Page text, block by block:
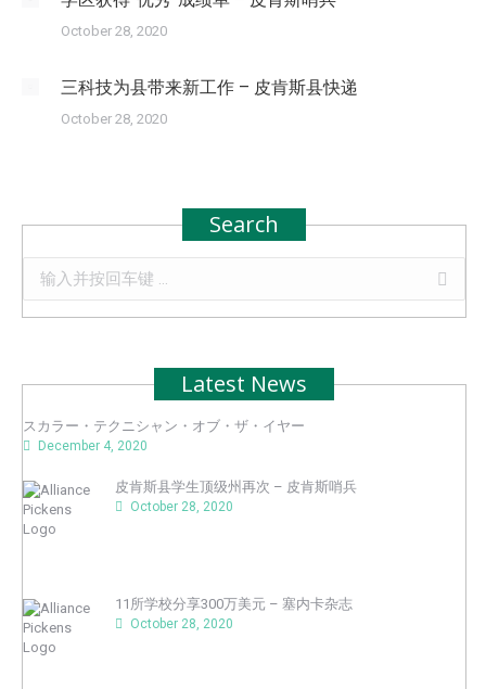
October 28, 2020
三科技为县带来新工作 – 皮肯斯县快递
October 28, 2020
Search
Search:
Latest News
スカラー・テクニシャン・オブ・ザ・イヤー
December 4, 2020
皮肯斯县学生顶级州再次 – 皮肯斯哨兵
October 28, 2020
11所学校分享300万美元 – 塞内卡杂志
October 28, 2020